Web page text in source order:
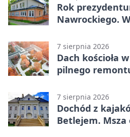
Rok
Nawrockiego.
7 sierpnia 2026
Dach kościoła
pilnego
7 sierpnia 2026
Dochód z
Betlejem. Msza